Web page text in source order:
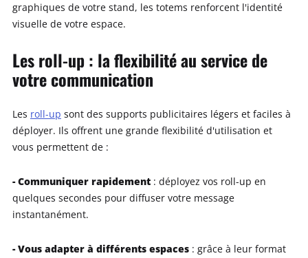
graphiques de votre stand, les totems renforcent l'identité
visuelle de votre espace.
Les roll-up : la flexibilité au service de
votre communication
Les roll-up sont des supports publicitaires légers et faciles à
déployer. Ils offrent une grande flexibilité d'utilisation et
vous permettent de :
- Communiquer rapidement: déployez vos roll-up en
quelques secondes pour diffuser votre message
instantanément.
- Vous adapter à différents espaces: grâce à leur format